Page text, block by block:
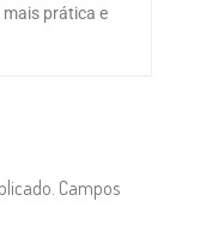
prática e
Campos